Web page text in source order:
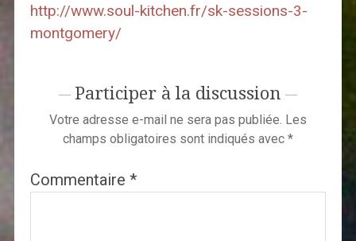
http://www.soul-kitchen.fr/sk-sessions-3-
montgomery/
Participer à la discussion
Votre adresse e-mail ne sera pas publiée. Les
champs obligatoires sont indiqués avec *
Commentaire *